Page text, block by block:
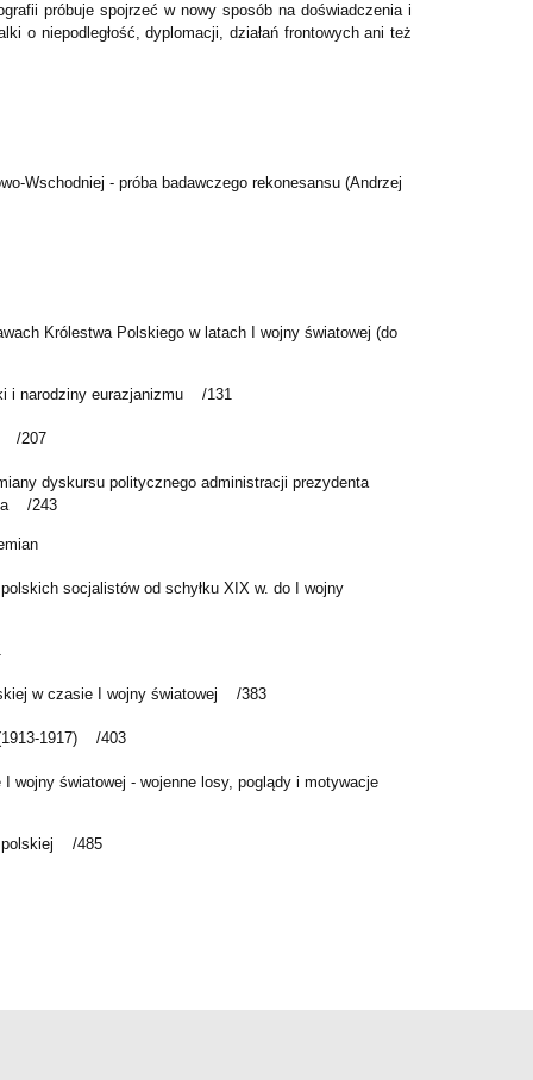
próbuje spojrzeć w nowy sposób na doświadczenia i
o niepodległość, dyplomacji, działań frontowych ani też
Wschodniej - próba badawczego rekonesansu (Andrzej
Królestwa Polskiego w latach I wojny światowej (do
i narodziny eurazjanizmu /131
/207
dyskursu politycznego administracji prezydenta
/243
socjalistów od schyłku XIX w. do I wojny
w czasie I wojny światowej /383
1917) /403
I wojny światowej - wojenne losy, poglądy i motywacje
polskiej /485